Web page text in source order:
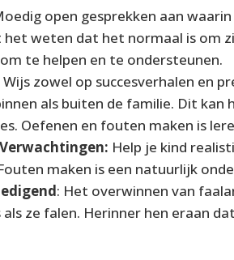
open gesprekken aan
het weten dat het normaal is om
te helpen en te ondersteunen.
Wijs zowel op succesverhalen en
als buiten de familie. Dit kan
Oefenen en fouten maken is
Help je kind
maken is een natuurlijk
: Het overwinnen van
ze falen. Herinner hen eraan